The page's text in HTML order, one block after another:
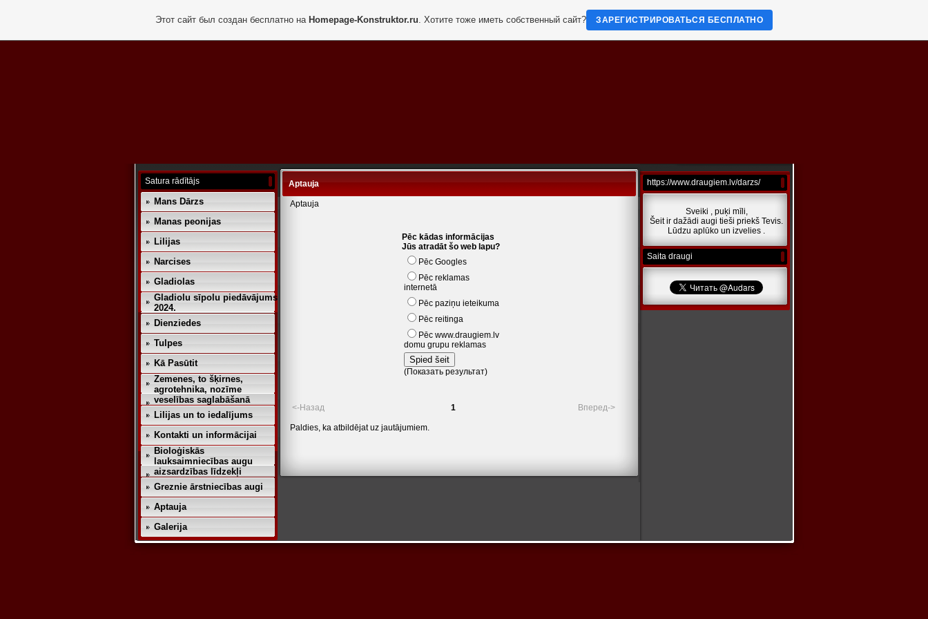
Satura rādītājs
Mans Dārzs
Manas peonijas
Lilijas
Narcises
Gladiolas
Gladiolu sīpolu piedāvājums
2024.
Dienziedes
Tulpes
Kā Pasūtit
Zemenes, to šķirnes,
agrotehnika, nozīme
veselības saglabāšanā
Lilijas un to iedalījums
Kontakti un informācijai
Bioloģiskās
lauksaimniecības augu
aizsardzības līdzekļi
Greznie ārstniecības augi
Aptauja
Galerija
Aptauja
Aptauja
Pēc kādas informācijas
Jūs atradāt šo web lapu?
Pēc Googles
Pēc reklamas
internetā
Pēc paziņu ieteikuma
Pēc reitinga
Pēc www.draugiem.lv
domu grupu reklamas
(Показать результат)
<-Назад 1 Вперед->
Paldies, ka atbildējat uz jautājumiem.
https://www.draugiem.lv/darzs/
Sveiki , puķi mīli,
Šeit ir dažādi augi tieši priekš Tevis.
Lūdzu aplūko un izvelies .
Saita draugi
Этот сайт был создан бесплатно на Homepage-Konstruktor.ru. Хотите тоже иметь собственный сайт? ЗАРЕГИСТРИРОВАТЬСЯ БЕСПЛАТНО